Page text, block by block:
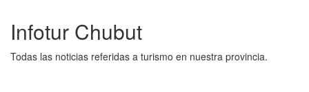
Infotur Chubut
Todas las noticias referidas a turismo en nuestra provincia.